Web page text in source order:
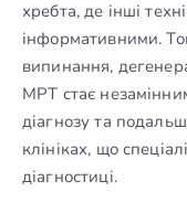
хребта, де інші
інформативними.
випинання,
МРТ стає
діагнозу та
клініках, що
діагностиці.